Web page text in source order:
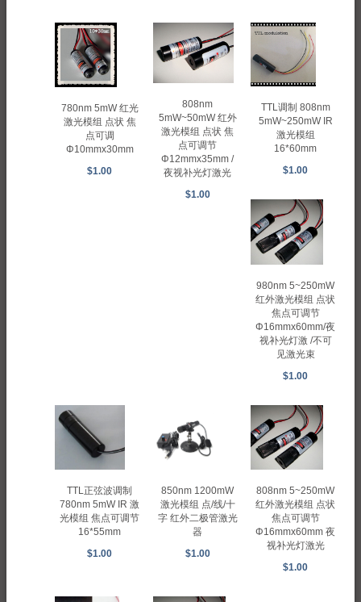
780nm 5mW 红光
激光模组 点状 焦
点可调
Φ10mmx30mm
$1.00
808nm
5mW~50mW 红外
激光模组 点状 焦
点可调节
Φ12mmx35mm /
夜视补光灯激光
$1.00
TTL调制 808nm
5mW~250mW IR
激光模组
16*60mm
$1.00
980nm 5~250mW
红外激光模组 点状
焦点可调节
Φ16mmx60mm/夜
视补光灯激 /不可
见激光束
$1.00
TTL正弦波调制
780nm 5mW IR 激
光模组 焦点可调节
16*55mm
$1.00
850nm 1200mW
激光模组 点/线/十
字 红外二极管激光
器
$1.00
808nm 5~250mW
红外激光模组 点状
焦点可调节
Φ16mmx60mm 夜
视补光灯激光
$1.00